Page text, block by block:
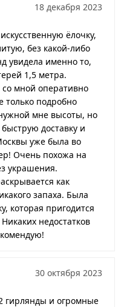
18 декабря 2023
ёлочку,
без какой-либо
увидела именно то,
1,5 метра.
мной оперативно
только подробно
мне высоты, но
доставку и
уже была во
Очень похожа на
украшения.
как
запаха. Была
которая пригодится
недостатков
30 октября 2023
гирлянды и огромные